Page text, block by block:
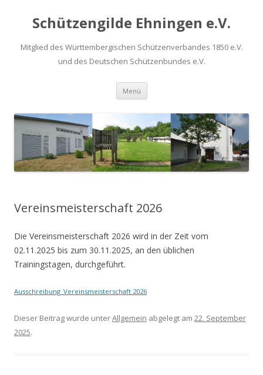
Schützengilde Ehningen e.V.
Mitglied des Württembergischen Schützenverbandes 1850 e.V.
und des Deutschen Schützenbundes e.V.
Menü Springe
Inhalt
Vereinsmeisterschaft 2026
Die Vereinsmeisterschaft 2026 wird in der Zeit vom
02.11.2025 bis zum 30.11.2025, an den üblichen
Trainingstagen, durchgeführt.
Ausschreibung_Vereinsmeisterschaft 2026
Dieser Beitrag wurde unterAllgemein abgelegt am 22. September
2025.